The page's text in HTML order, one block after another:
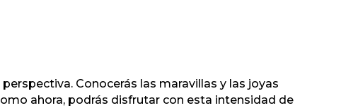
Conocerás las maravillas y las joyas
ahora, podrás disfrutar con esta intensidad de